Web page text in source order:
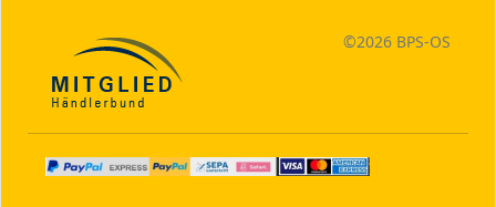
©2026 BPS-OS